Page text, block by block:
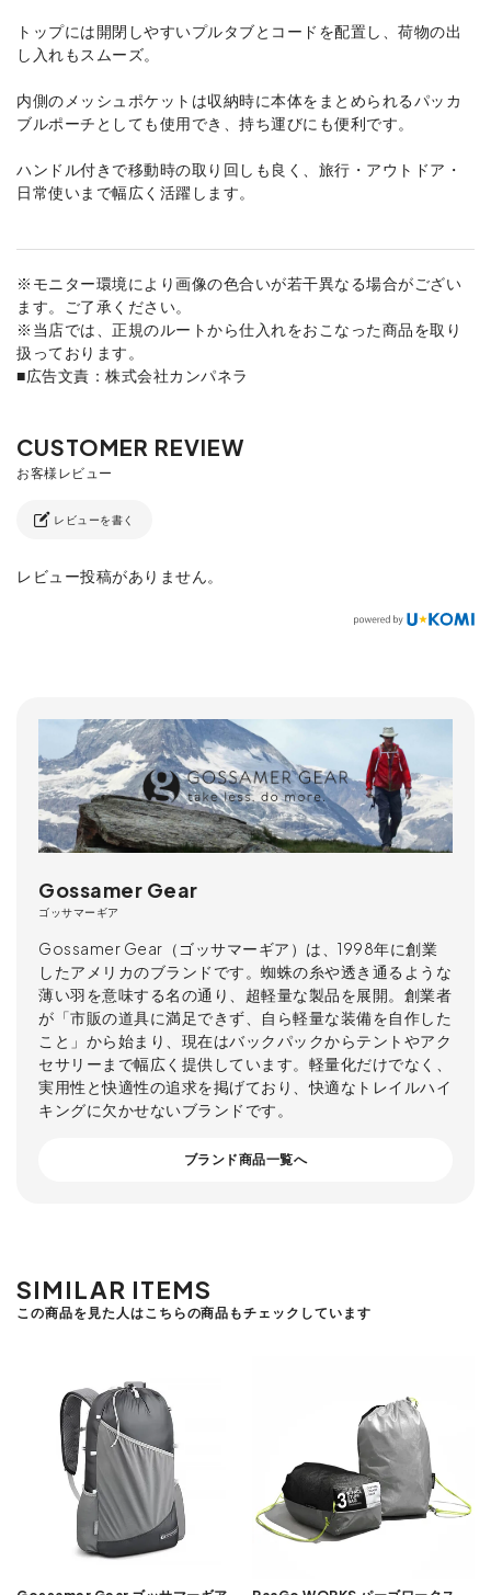
トップには開閉しやすいプルタブとコードを配置し、荷物の出
し入れもスムーズ。
内側のメッシュポケットは収納時に本体をまとめられるパッカ
ブルポーチとしても使用でき、持ち運びにも便利です。
ハンドル付きで移動時の取り回しも良く、旅行・アウトドア・
日常使いまで幅広く活躍します。
※モニター環境により画像の色合いが若干異なる場合がござい
ます。ご了承ください。
※当店では、正規のルートから仕入れをおこなった商品を取り
扱っております。
■広告文責：株式会社カンパネラ
レビューを書く
レビュー投稿がありません。
Gossamer Gear
ゴッサマーギア
Gossamer Gear（ゴッサマーギア）は、1998年に創業
したアメリカのブランドです。蜘蛛の糸や透き通るような
薄い羽を意味する名の通り、超軽量な製品を展開。創業者
が「市販の道具に満足できず、自ら軽量な装備を自作した
こと」から始まり、現在はバックパックからテントやアク
セサリーまで幅広く提供しています。軽量化だけでなく、
実用性と快適性の追求を掲げており、快適なトレイルハイ
キングに欠かせないブランドです。
ブランド商品一覧へ
SIMILAR ITEMS
この商品を見た人はこちらの商品もチェックしています